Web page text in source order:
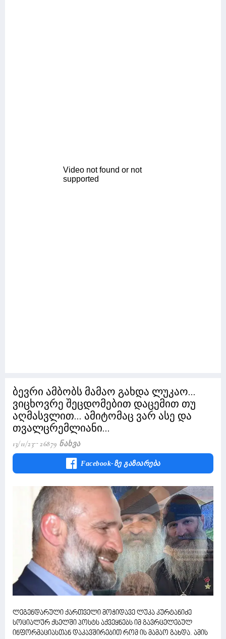
ბევრი ამბობს მამაო გახდა ლუკაო...
ვიცხოვრე შეცდომებით დაცემით თუ
აღმასვლით... ამიტომაც ვარ ასე და
თვალცრემლიანი...
13/11/23 26879 Ნახვა
Facebook-Ზე Გაზიარება
ლეგენდარული ქართველი მოჭიდავე ლუკა კურტანიძე
სოციალურ ქსელში პოსტს აქვეყნებს იმ გავრცელებულ
ინფორმაციასთან დაკავშირებით რომ ის მამაო გახდა. ამის